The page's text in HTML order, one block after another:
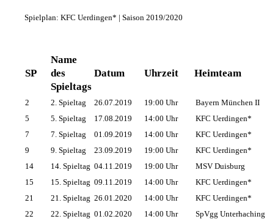
Spielplan: KFC Uerdingen* | Saison 2019/2020
SP
Name
des
Spieltags
Datum Uhrzeit Heimteam
2 2. Spieltag 26.07.2019 19:00 Uhr Bayern München II
5
5. Spieltag 17.08.2019 14:00 Uhr KFC Uerdingen*
7
7. Spieltag 01.09.2019 14:00 Uhr KFC Uerdingen*
9
9. Spieltag 23.09.2019 19:00 Uhr KFC Uerdingen*
14
14. Spieltag 04.11.2019 19:00 Uhr MSV Duisburg
15
15. Spieltag 09.11.2019 14:00 Uhr KFC Uerdingen*
21
21. Spieltag 26.01.2020 14:00 Uhr KFC Uerdingen*
22
22. Spieltag 01.02.2020 14:00 Uhr SpVgg Unterhaching